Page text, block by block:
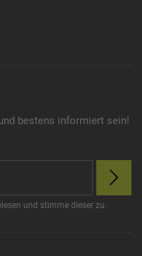
bestens informiert sein!
und stimme dieser zu.